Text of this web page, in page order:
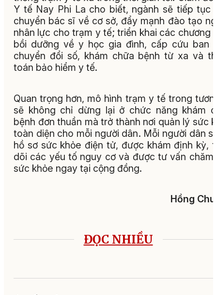
Y tế Nay Phi La cho biết, ngành sẽ tiếp tục
chuyển bác sĩ về cơ sở, đẩy mạnh đào tạo
nhân lực cho trạm y tế; triển khai các chương
bồi dưỡng về y học gia đình, cấp cứu ban
chuyển đổi số, khám chữa bệnh từ xa và
toán bảo hiểm y tế.
Quan trọng hơn, mô hình trạm y tế trong
sẽ không chỉ dừng lại ở chức năng khám
bệnh đơn thuần mà trở thành nơi quản lý sức
toàn diện cho mỗi người dân. Mỗi người dân
hồ sơ sức khỏe điện tử, được khám định kỳ,
dõi các yếu tố nguy cơ và được tư vấn chăm
sức khỏe ngay tại cộng đồng.
Hồng
ĐỌC NHIỀU